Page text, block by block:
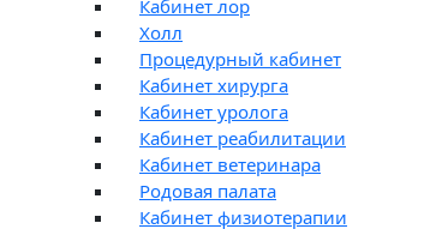
Кабинет лор
Холл
Процедурный кабинет
Кабинет хирурга
Кабинет уролога
Кабинет реабилитации
Кабинет ветеринара
Родовая палата
Кабинет физиотерапии